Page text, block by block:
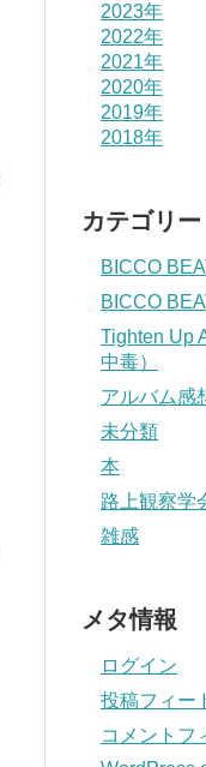
2023年
2022年
2021年
2020年
2019年
2018年
カテゴリー
BICCO
BICCO
Tighten Up
中毒）
アルバム感
未分類
本
路上観察学
雑感
メタ情報
ログイン
投稿フィー
コメントフ